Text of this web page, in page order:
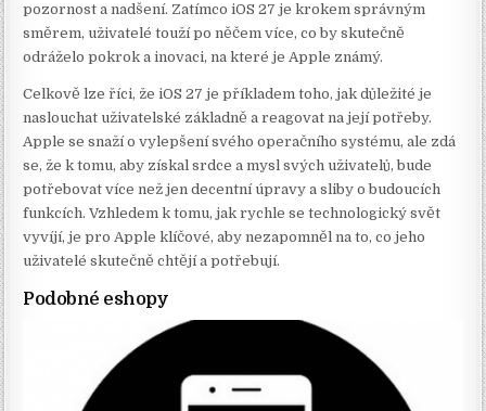
pozornost a nadšení. Zatímco iOS 27 je krokem správným
směrem, uživatelé touží po něčem více, co by skutečně
odráželo pokrok a inovaci, na které je Apple známý.
Celkově lze říci, že iOS 27 je příkladem toho, jak důležité je
naslouchat uživatelské základně a reagovat na její potřeby.
Apple se snaží o vylepšení svého operačního systému, ale zdá
se, že k tomu, aby získal srdce a mysl svých uživatelů, bude
potřebovat více než jen decentní úpravy a sliby o budoucích
funkcích. Vzhledem k tomu, jak rychle se technologický svět
vyvíjí, je pro Apple klíčové, aby nezapomněl na to, co jeho
uživatelé skutečně chtějí a potřebují.
Podobné eshopy